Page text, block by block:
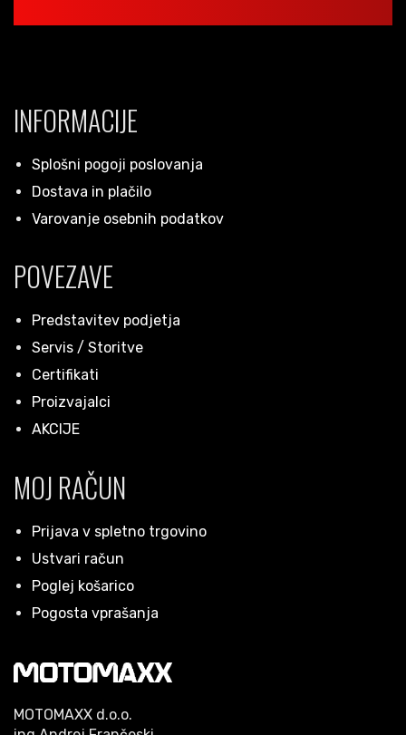
INFORMACIJE
Splošni pogoji poslovanja
Dostava in plačilo
Varovanje osebnih podatkov
POVEZAVE
Predstavitev podjetja
Servis / Storitve
Certifikati
Proizvajalci
AKCIJE
MOJ RAČUN
Prijava v spletno trgovino
Ustvari račun
Poglej košarico
Pogosta vprašanja
MOTOMAXX d.o.o.